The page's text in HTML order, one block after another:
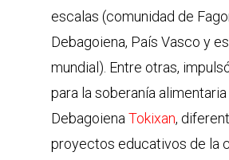
escalas (comunidad de
Debagoiena, País Vasco y
mundial). Entre otras,
para la soberanía
Debagoiena Tokixan,
proyectos educativos de la